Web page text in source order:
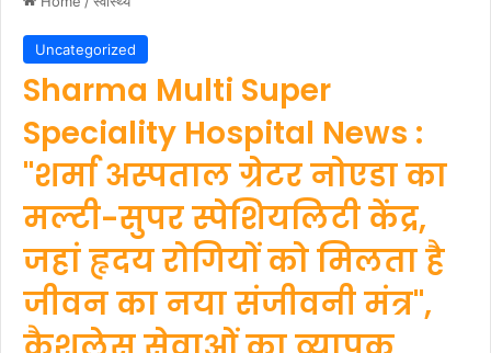
Uncategorized
Sharma Multi Super
Speciality Hospital News :
"शर्मा अस्पताल ग्रेटर नोएडा का
मल्टी-सुपर स्पेशियलिटी केंद्र,
जहां हृदय रोगियों को मिलता है
जीवन का नया संजीवनी मंत्र",